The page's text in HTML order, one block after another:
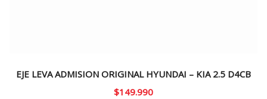
EJE LEVA ADMISION ORIGINAL HYUNDAI – KIA 2.5 D4CB
$149.990